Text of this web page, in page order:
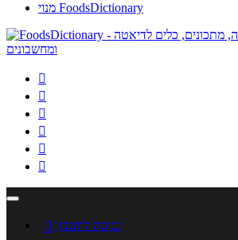
מנוי FoodsDictionary






 כניסה לחשבון